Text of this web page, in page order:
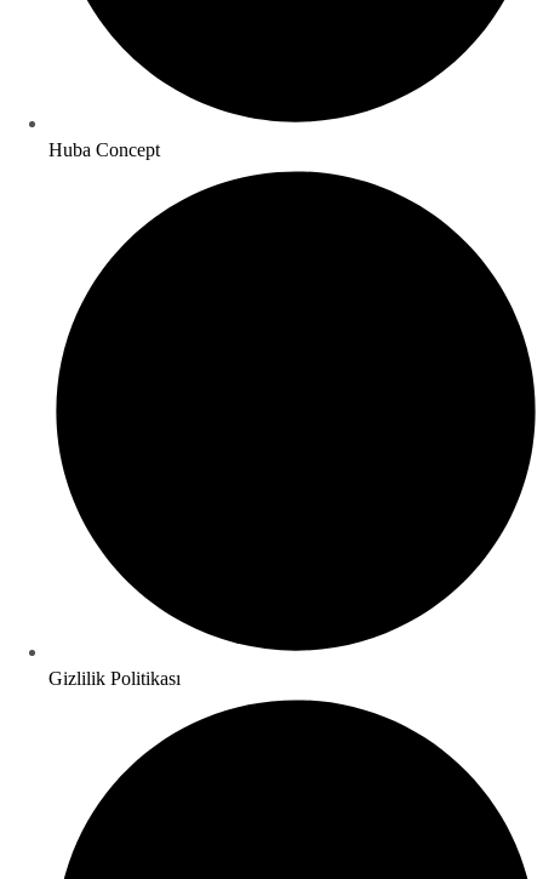
Huba Concept
Gizlilik Politikası